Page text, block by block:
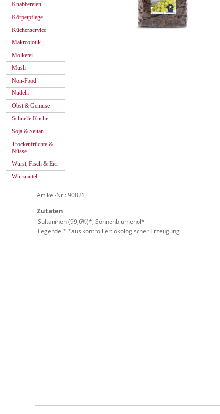
Knabbereien
Körperpflege
Küchenservice
Makrobiotik
Molkerei
Müsli
Non-Food
Nudeln
Obst & Gemüse
Schnelle Küche
Soja & Seitan
Trockenfrüchte &
Nüsse
Wurst, Fisch & Eier
Würzmittel
Artikel-Nr.: 90821
Zutaten
Sultaninen (99,6%)*, Sonnenblumenöl*
Legende * *aus kontrolliert ökologischer Erzeugung